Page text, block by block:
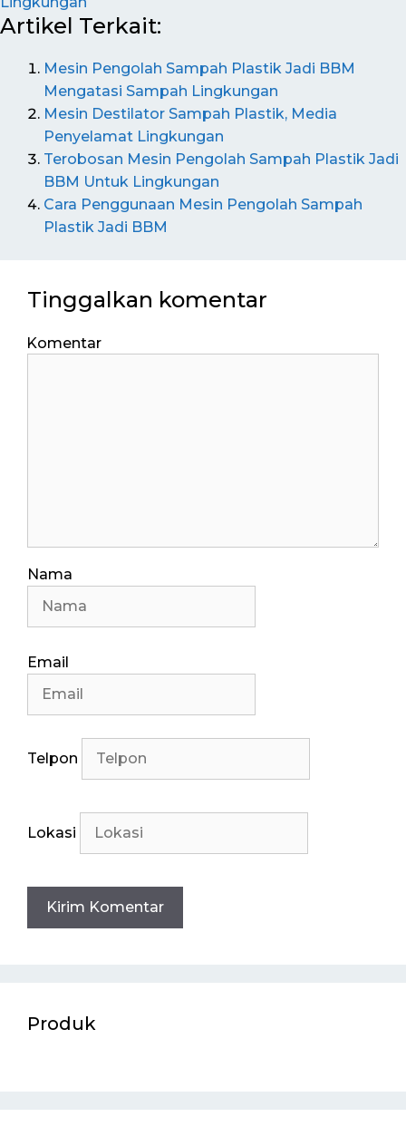
Artikel Terkait:
Mesin Pengolah Sampah Plastik Jadi BBM
Mengatasi Sampah Lingkungan
Mesin Destilator Sampah Plastik, Media
Penyelamat Lingkungan
Terobosan Mesin Pengolah Sampah Plastik Jadi
BBM Untuk Lingkungan
Cara Penggunaan Mesin Pengolah Sampah
Plastik Jadi BBM
Tinggalkan komentar
Komentar
Nama
Email
Telpon
Lokasi
Produk